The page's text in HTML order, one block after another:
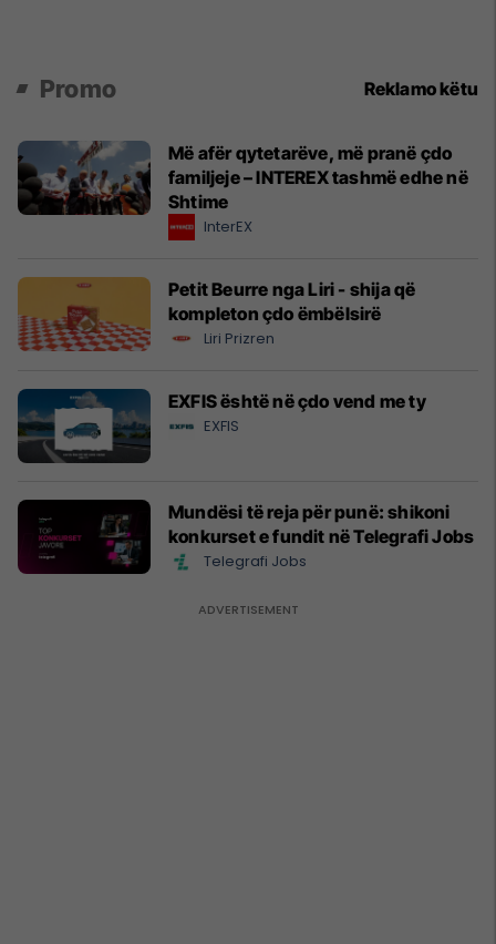
Promo Reklamo këtu
Më afër qytetarëve, më pranë çdo
familjeje – INTEREX tashmë edhe në
Shtime
InterEX
Petit Beurre nga Liri - shija që
kompleton çdo ëmbëlsirë
Liri Prizren
EXFIS është në çdo vend me ty
EXFIS
Mundësi të reja për punë: shikoni
konkurset e fundit në Telegrafi Jobs
Telegrafi Jobs